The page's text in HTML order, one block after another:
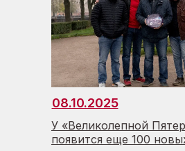
08.10.2025
У «Великолепной
появится еще 100